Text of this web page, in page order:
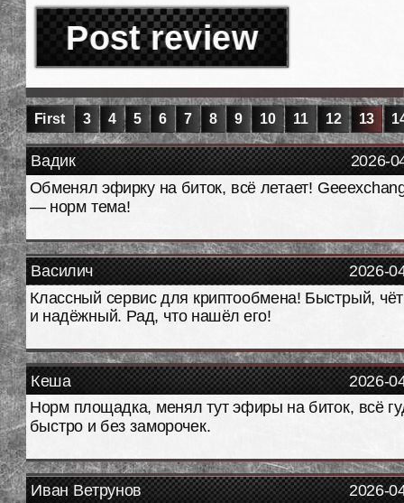
Post review
First 3 4 5 6 7 8 9 10 11 12 13
2026-
Вадик
Обменял эфирку на биток, всё летает!
— норм тема!
2026-
Василич
Классный сервис для криптообмена! Быстрый,
и надёжный. Рад, что нашёл его!
2026-
Кеша
Норм площадка, менял тут эфиры на биток, всё
быстро и без заморочек.
2026-
Иван Ветрунов